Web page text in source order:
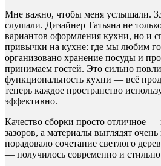
Мне важно, чтобы меня услышали.
слушали. Дизайнер Татьяна не
вариантов оформления кухни, но и
привычки на кухне: где мы любим
организовано хранение посуды и
принимаем гостей. Это сильно
функциональность кухни — всё
теперь каждое пространство
эффективно.
Качество сборки просто отличное
зазоров, а материалы выглядят
порадовало сочетание светлого
— получилось современно и